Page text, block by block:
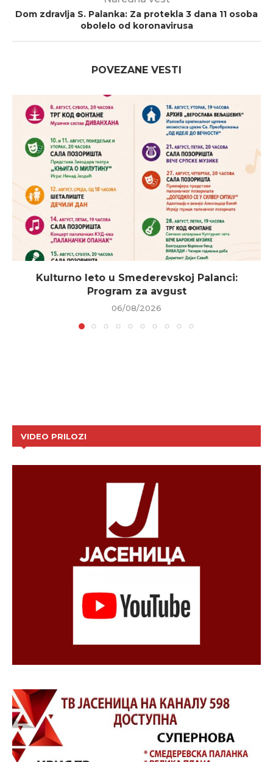
Dom zdravlja S. Palanka: Za protekla 3 dana 11 osoba
obolelo od koronavirusa
POVEZANE VESTI
Kulturno leto u Smederevskoj Palanci:
Program za avgust
06/08/2026
VIDEO PRILOZI